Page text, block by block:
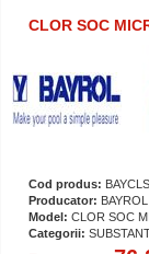
CLOR SOC
Cod produs:
Producator:
Model: CLOR SOC
Categorii: